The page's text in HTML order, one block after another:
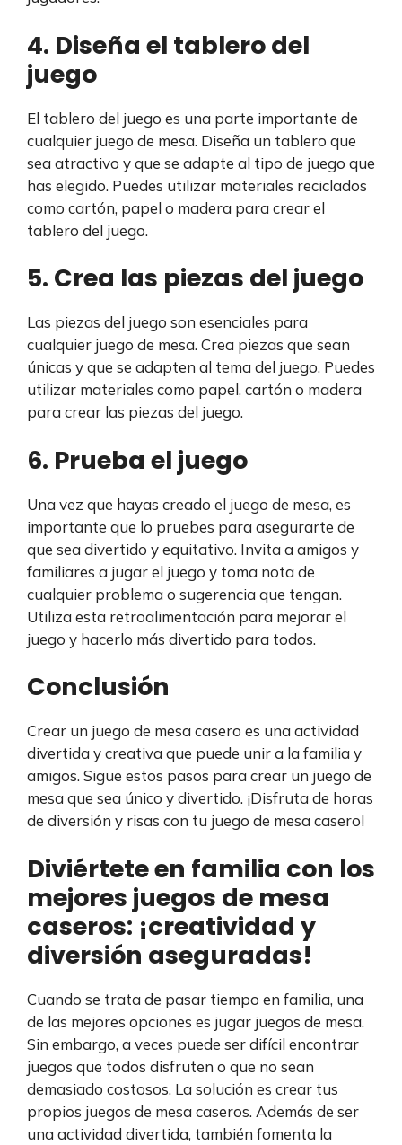
4. Diseña el tablero del
juego
El tablero del juego es una parte importante de
cualquier juego de mesa. Diseña un tablero que
sea atractivo y que se adapte al tipo de juego que
has elegido. Puedes utilizar materiales reciclados
como cartón, papel o madera para crear el
tablero del juego.
5. Crea las piezas del juego
Las piezas del juego son esenciales para
cualquier juego de mesa. Crea piezas que sean
únicas y que se adapten al tema del juego. Puedes
utilizar materiales como papel, cartón o madera
para crear las piezas del juego.
6. Prueba el juego
Una vez que hayas creado el juego de mesa, es
importante que lo pruebes para asegurarte de
que sea divertido y equitativo. Invita a amigos y
familiares a jugar el juego y toma nota de
cualquier problema o sugerencia que tengan.
Utiliza esta retroalimentación para mejorar el
juego y hacerlo más divertido para todos.
Conclusión
Crear un juego de mesa casero es una actividad
divertida y creativa que puede unir a la familia y
amigos. Sigue estos pasos para crear un juego de
mesa que sea único y divertido. ¡Disfruta de horas
de diversión y risas con tu juego de mesa casero!
Diviértete en familia con los
mejores juegos de mesa
caseros: ¡creatividad y
diversión aseguradas!
Cuando se trata de pasar tiempo en familia, una
de las mejores opciones es jugar juegos de mesa.
Sin embargo, a veces puede ser difícil encontrar
juegos que todos disfruten o que no sean
demasiado costosos. La solución es crear tus
propios juegos de mesa caseros. Además de ser
una actividad divertida, también fomenta la